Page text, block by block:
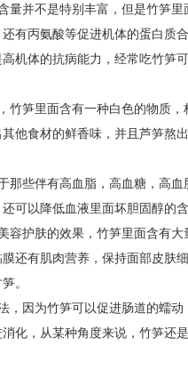
量并不是特别丰富，但是竹笋里
有丙氨酸等促进机体的蛋白质合
机体的抗病能力，经常吃竹笋
竹笋里面含有一种白色的物质，
他食材的鲜香味，并且芦笋熬
那些伴有高血脂，高血糖，高血
可以降低血液里面坏胆固醇的含
容护肤的效果，竹笋里面含有大
还有肌肉营养，保持面部皮肤
。
，因为竹笋可以促进肠道的蠕动
化，从某种角度来说，竹笋还